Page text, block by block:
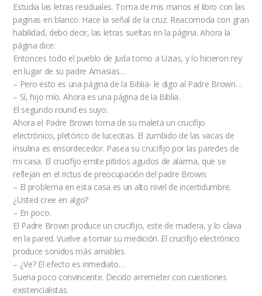
Estudia las letras residuales. Toma de mis manos el libro con las
paginas en blanco. Hace la señal de la cruz. Reacomoda con gran
habilidad, debo decir, las letras sueltas en la página. Ahora la
página dice:
Entonces todo el pueblo de Juda tomo a Uzias, y lo hicieron rey
en lugar de su padre Amasias…
– Pero esto es una página de la Biblia- le digo al Padre Brown…
– Sí, hijo mío. Ahora es una página de la Biblia.
El segundo round es suyo.
Ahora el Padre Brown toma de su maleta un crucifijo
electrónico, pletórico de lucecitas. El zumbido de las vacas de
insulina es ensordecedor. Pasea su crucifijo por las paredes de
mi casa. El crucifijo emite pitidos agudos de alarma, que se
reflejan en el rictus de preocupación del padre Brown.
– El problema en esta casa es un alto nivel de incertidumbre.
¿Usted cree en algo?
– En poco.
El Padre Brown produce un crucifijo, este de madera, y lo clava
en la pared. Vuelve a tomar su medición. El crucifijo electrónico
produce sonidos más amables.
– ¿Ve? El efecto es inmediato…
Suena poco convincente. Decido arremeter con cuestiones
existencialistas.